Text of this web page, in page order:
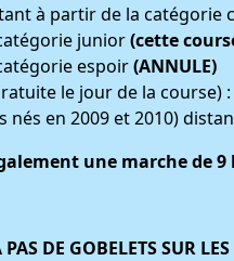
à partir de la catégorie
junior(cette
espoir(ANNULE)
le jour de la course)
nés en 2009 et 2010)
une marche de
DE GOBELETS SUR